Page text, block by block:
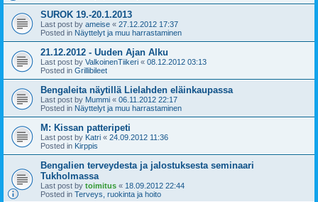
SUROK 19.-20.1.2013
Last post by ameise « 27.12.2012 17:37
Posted in Näyttelyt ja muu harrastaminen
21.12.2012 - Uuden Ajan Alku
Last post by ValkoinenTiikeri « 08.12.2012 03:13
Posted in Grillibileet
Bengaleita näytillä Lielahden eläinkaupassa
Last post by Mummi « 06.11.2012 22:17
Posted in Näyttelyt ja muu harrastaminen
M: Kissan patteripeti
Last post by Katri « 24.09.2012 11:36
Posted in Kirppis
Bengalien terveydesta ja jalostuksesta seminaari
Tukholmassa
Last post by toimitus « 18.09.2012 22:44
Posted in Terveys, ruokinta ja hoito